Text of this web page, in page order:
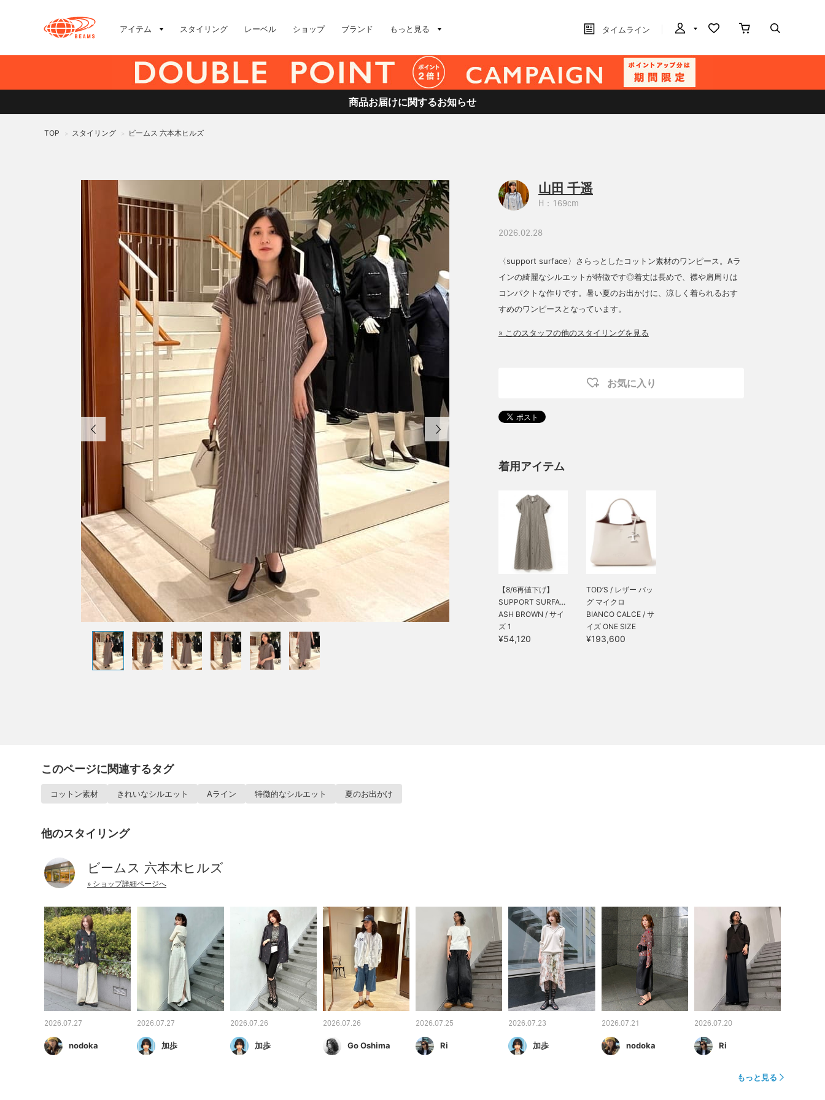
アイテム スタイリング レーベル ショップ ブランド もっと見る タイムライン
商品お届けに関するお知らせ
TOP > スタイリング > ビームス 六本木ヒルズ
山田 千遥
H：169cm
2026.02.28
〈support surface〉さらっとしたコットン素材のワンピース。Aラ
インの綺麗なシルエットが特徴です◎着丈は長めで、襟や肩周りは
コンパクトな作りです。暑い夏のお出かけに、涼しく着られるおす
すめのワンピースとなっています。
» このスタッフの他のスタイリングを見る
お気に入り
着用アイテム
【8/6再値下げ】
SUPPORT SURFA...
ASH BROWN / サイ
ズ 1
¥54,120
TOD’S / レザー バッ
グ マイクロ
BIANCO CALCE / サ
イズ ONE SIZE
¥193,600
このページに関連するタグ
コットン素材 きれいなシルエット Aライン 特徴的なシルエット 夏のお出かけ
他のスタイリング
ビームス 六本木ヒルズ
» ショップ詳細ページへ
2026.07.27
nodoka
2026.07.27
加歩
2026.07.26
加歩
2026.07.26
Go Oshima
2026.07.25
Ri
2026.07.23
加歩
2026.07.21
nodoka
2026.07.20
Ri
もっと見る